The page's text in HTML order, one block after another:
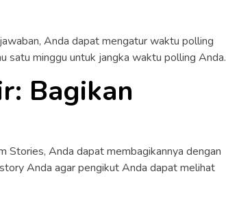
Anda dapat mengatur waktu polling
satu minggu untuk jangka waktu polling Anda.
Bagikan
Stories, Anda dapat membagikannya dengan
Anda agar pengikut Anda dapat melihat